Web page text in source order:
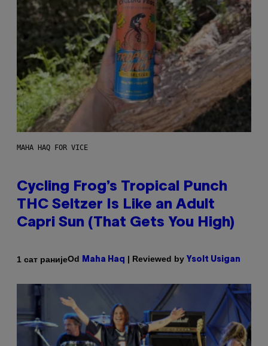
MAHA HAQ FOR VICE
Cycling Frog’s Tropical Punch
THC Seltzer Is Like an Adult
Capri Sun (That Gets You High)
1 сат ранијеOd Maha Haq | Reviewed by Ysolt Usigan